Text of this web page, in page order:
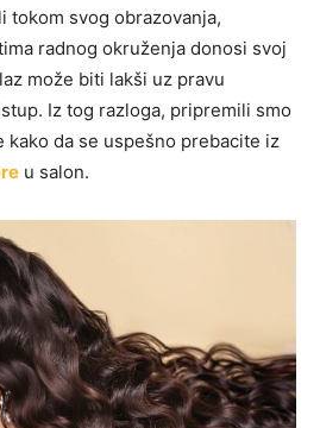
tokom svog obrazovanja,
radnog okruženja donosi svoj
može biti lakši uz pravu
Iz tog razloga, pripremili smo
kako da se uspešno prebacite iz
u salon.